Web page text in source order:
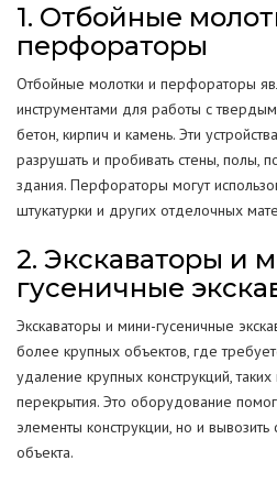
1. Отбойные
перфораторы
Отбойные молотки и перфораторы
инструментами для работы с
бетон, кирпич и камень. Эти
разрушать и пробивать стены, полы,
здания. Перфораторы могут
штукатурки и других отделочных
2. Экскаваторы и
гусеничные
Экскаваторы и мини-гусеничные
более крупных объектов, где
удаление крупных конструкций,
перекрытия. Это оборудование
элементы конструкции, но и
объекта.